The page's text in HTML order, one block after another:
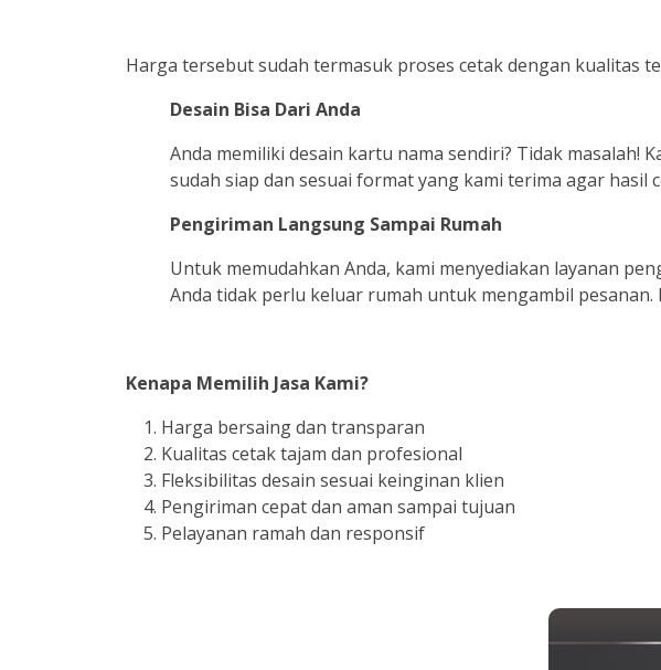
Harga tersebut sudah termasuk proses cetak dengan kualitas
Desain Bisa Dari Anda
Anda memiliki desain kartu nama sendiri? Tidak masalah!
sudah siap dan sesuai format yang kami terima agar hasil
Pengiriman Langsung Sampai Rumah
Untuk memudahkan Anda, kami menyediakan layanan
Anda tidak perlu keluar rumah untuk mengambil
Kenapa Memilih Jasa Kami?
Harga bersaing dan transparan
Kualitas cetak tajam dan profesional
Fleksibilitas desain sesuai keinginan klien
Pengiriman cepat dan aman sampai tujuan
Pelayanan ramah dan responsif